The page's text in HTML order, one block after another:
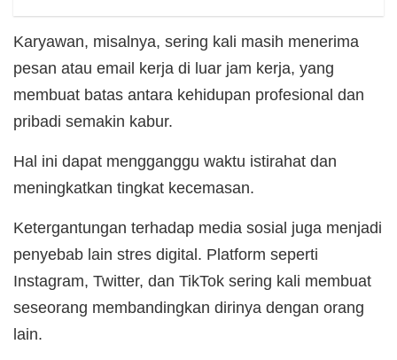
Karyawan, misalnya, sering kali masih menerima
pesan atau email kerja di luar jam kerja, yang
membuat batas antara kehidupan profesional dan
pribadi semakin kabur.
Hal ini dapat mengganggu waktu istirahat dan
meningkatkan tingkat kecemasan.
Ketergantungan terhadap media sosial juga menjadi
penyebab lain stres digital. Platform seperti
Instagram, Twitter, dan TikTok sering kali membuat
seseorang membandingkan dirinya dengan orang
lain.